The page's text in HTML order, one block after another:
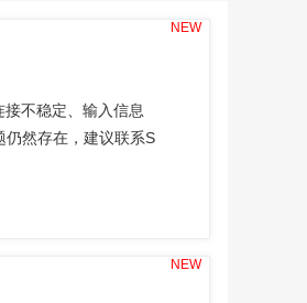
不稳定、输入信息
仍然存在，建议联系S
NEW
NEW